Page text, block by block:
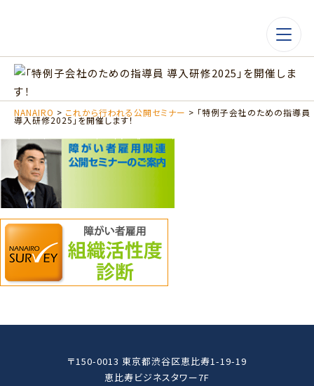
NANAIRO > これから行われる公開セミナー > 「特例子会社のための指導員
導入研修2025」を開催します！
〒150-0013 東京都渋谷区恵比寿1-19-19
恵比寿ビジネスタワー7F